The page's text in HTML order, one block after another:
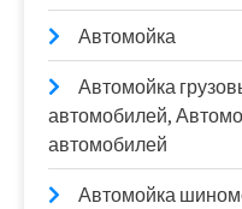
Автомойка
Автомойка
автомобилей,
автомобилей
Автомойка